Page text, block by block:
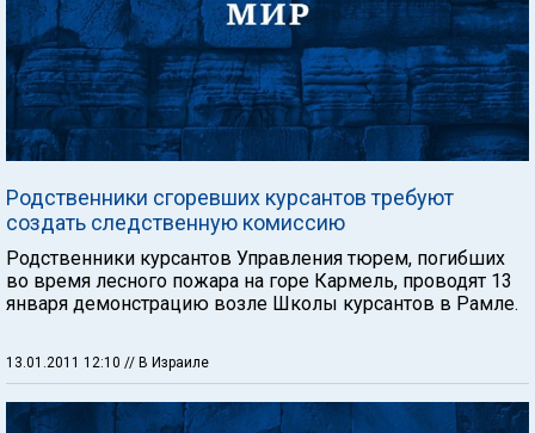
Родственники сгоревших курсантов требуют
создать следственную комиссию
Родственники курсантов Управления тюрем, погибших
во время лесного пожара на горе Кармель, проводят 13
января демонстрацию возле Школы курсантов в Рамле.
13.01.2011 12:10 // В Израиле